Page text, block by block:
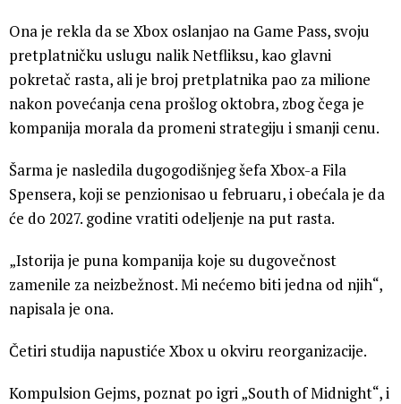
Ona je rekla da se Xbox oslanjao na Game Pass, svoju
pretplatničku uslugu nalik Netfliksu, kao glavni
pokretač rasta, ali je broj pretplatnika pao za milione
nakon povećanja cena prošlog oktobra, zbog čega je
kompanija morala da promeni strategiju i smanji cenu.
Šarma je nasledila dugogodišnjeg šefa Xbox-a Fila
Spensera, koji se penzionisao u februaru, i obećala je da
će do 2027. godine vratiti odeljenje na put rasta.
„Istorija je puna kompanija koje su dugovečnost
zamenile za neizbežnost. Mi nećemo biti jedna od njih“,
napisala je ona.
Četiri studija napustiće Xbox u okviru reorganizacije.
Kompulsion Gejms, poznat po igri „South of Midnight“, i